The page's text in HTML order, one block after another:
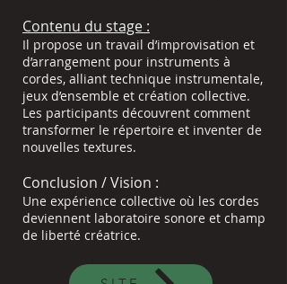
Contenu du stage :
Il propose un travail d’improvisation et
d’arrangement pour instruments à
cordes, alliant technique instrumentale,
jeux d’ensemble et création collective.
Les participants découvrent comment
transformer le répertoire et inventer de
nouvelles textures.
Conclusion / Vision :
Une expérience collective où les cordes
deviennent laboratoire sonore et champ
de liberté créatrice.